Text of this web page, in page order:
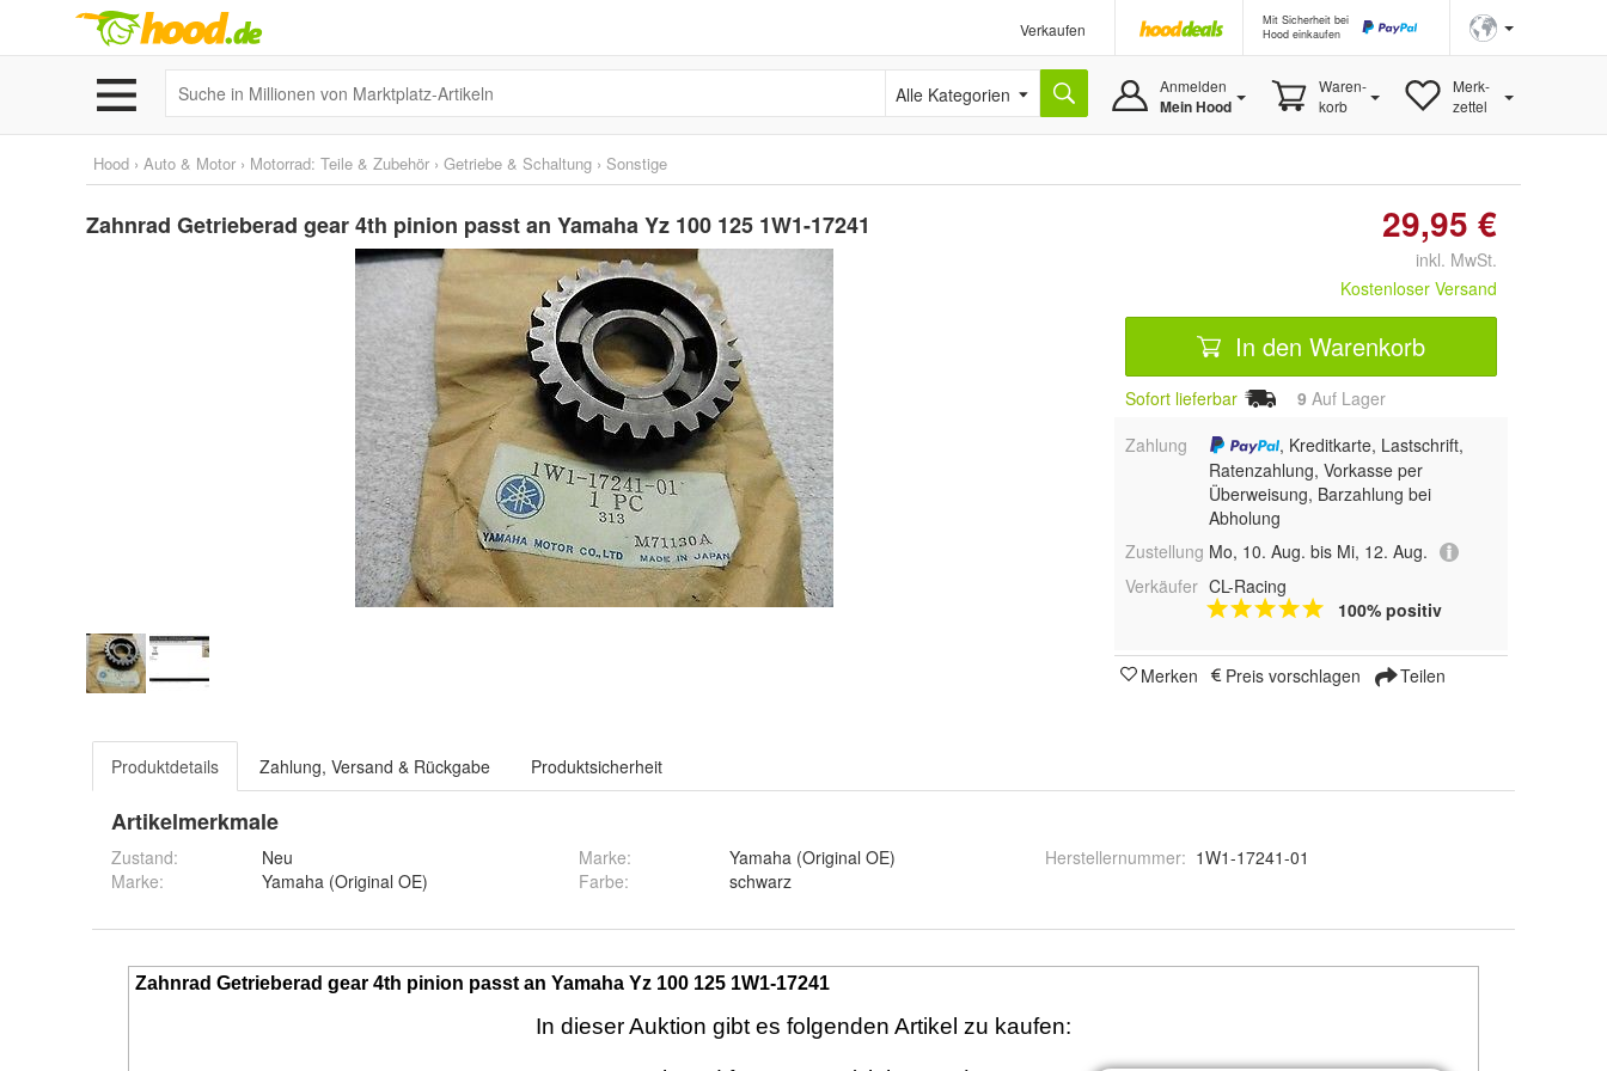
Verkaufen
Mit Sicherheit bei
Hood einkaufen
Alle Kategorien Anmelden
Mein Hood
Waren-
korb
Merk-
zettel
Hood › Auto & Motor › Motorrad: Teile & Zubehör › Getriebe & Schaltung › Sonstige
Zahnrad Getrieberad gear 4th pinion passt an Yamaha Yz 100 125 1W1-17241 29,95 €
inkl. MwSt.
Kostenloser Versand
In den Warenkorb
Sofort lieferbar 9 Auf Lager
Zahlung
, Kreditkarte, Lastschrift,
Ratenzahlung, Vorkasse per
Überweisung, Barzahlung bei
Abholung
Zustellung Mo, 10. Aug. bis Mi, 12. Aug.
Verkäufer CL-Racing
100% positiv
Merken Preis vorschlagen Teilen
Produktdetails Zahlung, Versand & Rückgabe Produktsicherheit
Artikelmerkmale
Zustand:
Neu
Marke:
Yamaha (Original OE)
Marke:
Yamaha (Original OE)
Farbe: schwarz
Herstellernummer: 1W1-17241-01